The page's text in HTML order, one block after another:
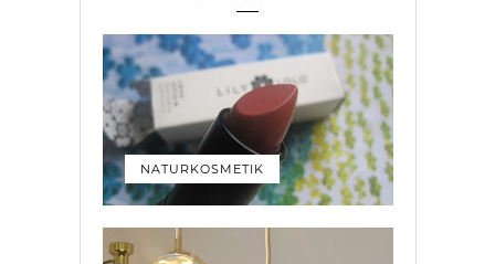
NATURKOSMETIK